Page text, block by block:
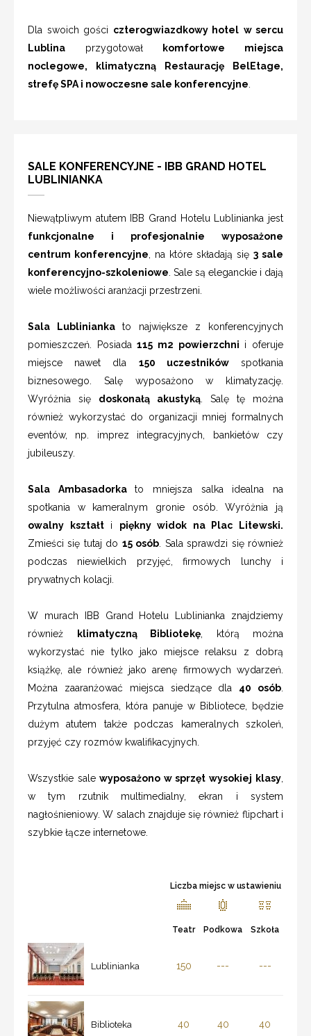
Dla swoich gości czterogwiazdkowy hotel w sercu
Lublina przygotował
komfortowe miejsca
noclegowe, klimatyczną Restaurację BelEtage,
strefę SPA i nowoczesne sale konferencyjne
SALE KONFERENCYJNE - IBB GRAND HOTEL
LUBLINIANKA
Niewątpliwym atutem IBB Grand Hotelu Lublinianka jest
funkcjonalne i profesjonalnie wyposażone
centrum konferencyjne , na które składają się 3 sale
konferencyjno-szkoleniowe . Sale są eleganckie i dają
wiele możliwości aranżacji przestrzeni.
Sala Lublinianka to największe z konferencyjnych
pomieszczeń. Posiada115 m2 powierzchni i oferuje
miejsce nawet dla 150 uczestnikówspotkania
biznesowego. Salę wyposażono w klimatyzację.
Wyróżnia się doskonałą akustyką . Salę tę można
również wykorzystać do organizacji mniej formalnych
eventów, np. imprez integracyjnych, bankietów czy
jubileuszy.
Sala Ambasadorkato mniejsza salka idealna na
spotkania w kameralnym gronie osób. Wyróżnia ją
owalny kształti piękny widok na Plac Litewski.
Zmieści się tutaj do 15 osób . Sala sprawdzi się również
podczas niewielkich przyjęć, firmowych lunchy i
prywatnych kolacji.
W murach IBB Grand Hotelu Lublinianka znajdziemy
również
klimatyczną Bibliotekę , którą można
wykorzystać nie tylko jako miejsce relaksu z dobrą
książkę, ale również jako arenę firmowych wydarzeń.
Można zaaranżować miejsca siedzące dla 40 osób
Przytulna atmosfera, która panuje w Bibliotece, będzie
dużym atutem także podczas kameralnych szkoleń,
przyjęć czy rozmów kwalifikacyjnych.
Wszystkie salewyposażono w sprzęt wysokiej klasy
w tym rzutnik multimedialny, ekran i system
nagłośnieniowy. W salach znajduje się również flipchart i
szybkie łącze internetowe.
Liczba miejsc w ustawieniu
Teatr Podkowa Szkoła
Lublinianka 150 --- ---
Biblioteka 40 40 40